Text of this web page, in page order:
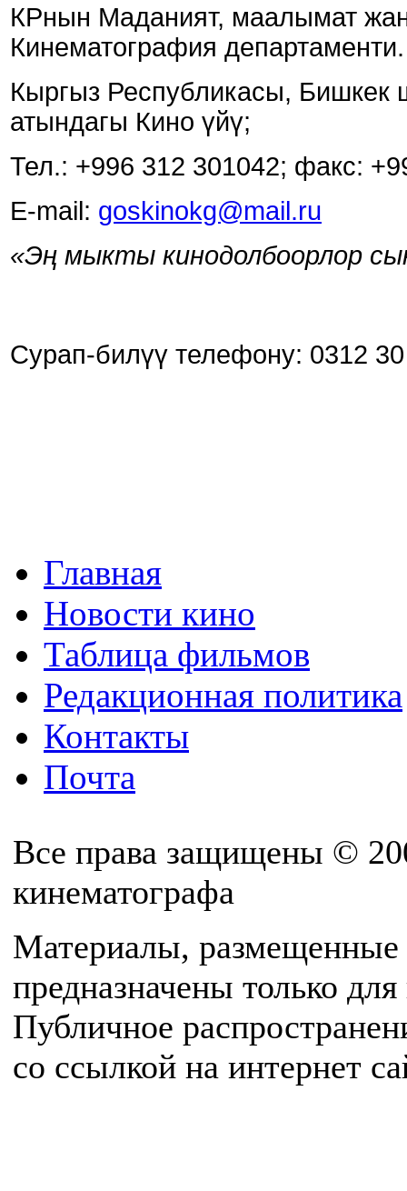
КРнын Маданият, маалымат
Кинематография департаменти.
Кыргыз Республикасы, Бишкек
атындагы Кино үйү;
Тел.: +996 312 301042; факс:
E-mail: goskinokg@mail.ru
«Эң мыкты кинодолбоорлор
Сурап-билүү телефону: 0312
Главная
Новости кино
Таблица фильмов
Редакционная политика
Контакты
Почта
Все права защищены ©
кинематографа
Материалы, размещенные
предназначены только
Публичное
со ссылкой на интернет